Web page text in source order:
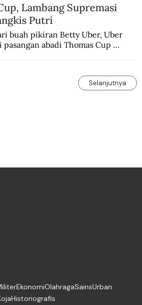
Lambang Supremasi
Putri
buah pikiran Betty Uber, Uber
pasangan abadi Thomas Cup
Selanjutnya
EkonomiOlahragaSainsUrban
Historiografis